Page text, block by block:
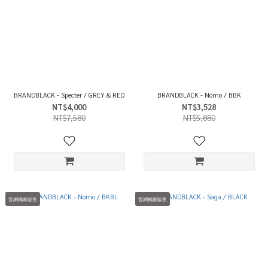
BRANDBLACK - Specter / GREY & RED
NT$4,000
NT$7,580
BRANDBLACK - Nomo / BBK
NT$3,528
NT$5,880
官網獨家販售 官網獨家販售